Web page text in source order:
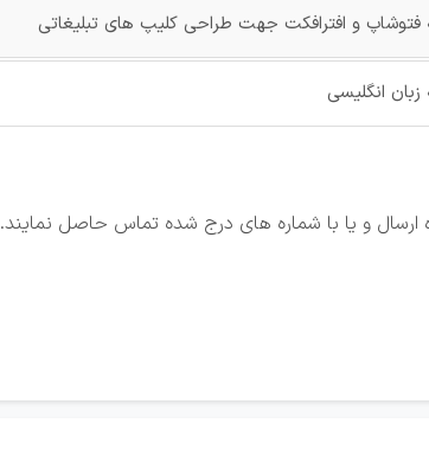
و افترافکت جهت طراحی کلیپ های تبلیغاتی
انگلیسی
و یا با شماره های درج شده تماس حاصل نمایند.